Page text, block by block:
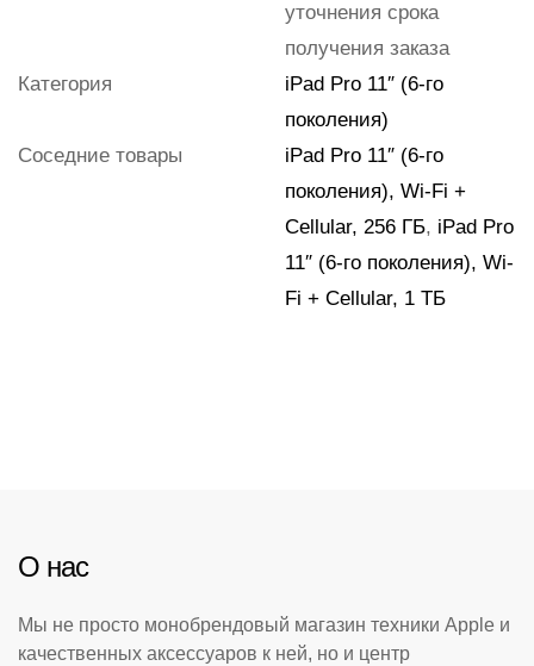
уточнения срока
получения заказа
Категория
iPad Pro 11″ (6‑го
поколения)
Соседние товары
iPad Pro 11″ (6-го
поколения), Wi-Fi +
Cellular, 256 ГБ, iPad Pro
11″ (6-го поколения), Wi-
Fi + Cellular, 1 ТБ
О нас
Мы не просто монобрендовый магазин техники Apple и
качественных аксессуаров к ней, но и центр